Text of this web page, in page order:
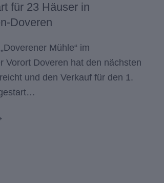
für 23 Häuser in
Doveren
Mühle“ im
Vorort Doveren hat den nächsten
und den Verkauf für den 1.